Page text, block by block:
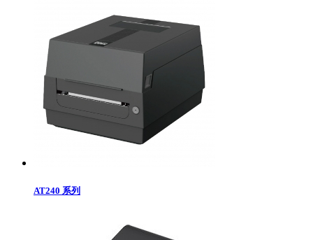
AT240 系列